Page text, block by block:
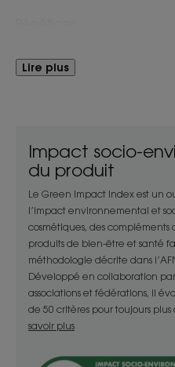
des yeux.
TEXTURE
Texture
Crème
Avantage de la texture
Texture qui s’émulsionne
mousse crémeuse et légère.
Senteur du contenu
Lire plus
Impact socio-
du produit
Le Green Impact Index est un
l’impact environnemental et
cosmétiques, des compléments
produits de bien-être et santé
méthodologie décrite dans
Développé en collaboration par
associations et fédérations, il
de 50 critères pour toujours
savoir plus